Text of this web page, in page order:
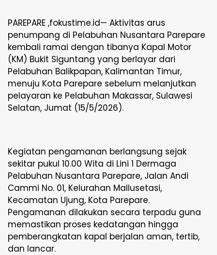
PAREPARE ,fokustime.id— Aktivitas arus
penumpang di Pelabuhan Nusantara Parepare
kembali ramai dengan tibanya Kapal Motor
(KM) Bukit Siguntang yang berlayar dari
Pelabuhan Balikpapan, Kalimantan Timur,
menuju Kota Parepare sebelum melanjutkan
pelayaran ke Pelabuhan Makassar, Sulawesi
Selatan, Jumat (15/5/2026).
Kegiatan pengamanan berlangsung sejak
sekitar pukul 10.00 Wita di Lini 1 Dermaga
Pelabuhan Nusantara Parepare, Jalan Andi
Cammi No. 01, Kelurahan Mallusetasi,
Kecamatan Ujung, Kota Parepare.
Pengamanan dilakukan secara terpadu guna
memastikan proses kedatangan hingga
pemberangkatan kapal berjalan aman, tertib,
dan lancar.